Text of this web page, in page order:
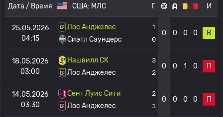
Дата / Время США: МЛС Г И
25.05.2026
04:15
Лос Анджелес
Сиэтл Саундерс
1
0
0 0 0 0 В
18.05.2026
03:00
Нашвилл СК
Лос Анджелес
3
2
0 0 1 0 П
14.05.2026
03:30
Сент Луис Сити
Лос Анджелес
2
1
0 0 0 0 П